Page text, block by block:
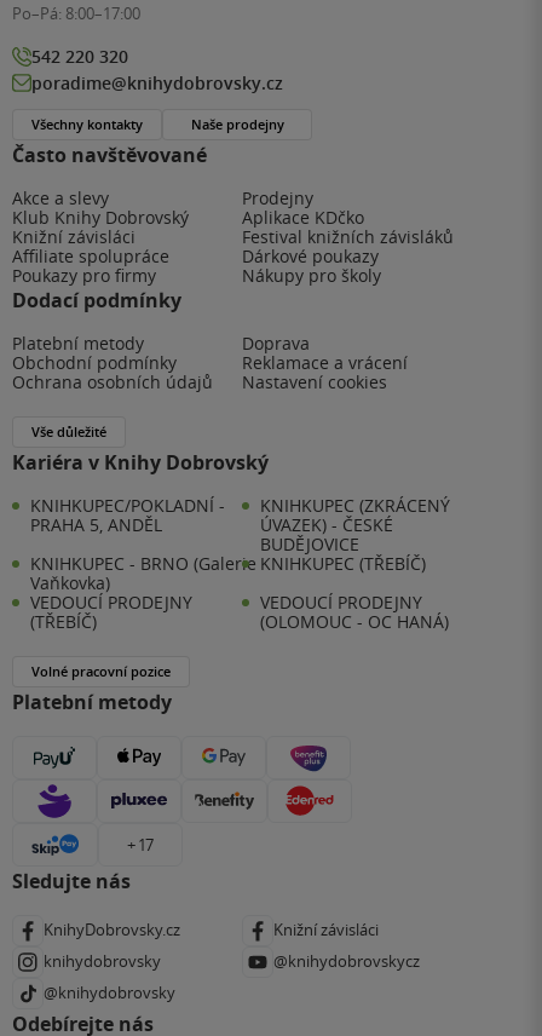
Často navštěvované
Akce a slevy
Prodejny
Klub Knihy Dobrovský
Aplikace KDčko
Knižní závisláci
Festival knižních závisláků
Affiliate spolupráce
Dárkové poukazy
Poukazy pro firmy
Nákupy pro školy
Dodací podmínky
Platební metody
Doprava
Obchodní podmínky
Reklamace a vrácení
Ochrana osobních údajů
Nastavení cookies
Vše důležité
Kariéra v Knihy Dobrovský
KNIHKUPEC/POKLADNÍ -
PRAHA 5, ANDĚL
KNIHKUPEC (ZKRÁCENÝ
ÚVAZEK) - ČESKÉ
BUDĚJOVICE
KNIHKUPEC - BRNO (Galerie
Vaňkovka)
KNIHKUPEC (TŘEBÍČ)
VEDOUCÍ PRODEJNY
(TŘEBÍČ)
VEDOUCÍ PRODEJNY
(OLOMOUC - OC HANÁ)
Volné pracovní pozice
Platební metody
+ 17
Sledujte nás
KnihyDobrovsky.cz
Knižní závisláci
knihydobrovsky
@knihydobrovskycz
@knihydobrovsky
Odebírejte nás
Po–Pá: 8:00–17:00
542 220 320
poradime@knihydobrovsky.cz
Všechny kontakty Naše prodejny